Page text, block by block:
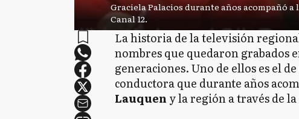
Graciela Palacios durante años acompañó
Canal 12.
La historia de la televisión
nombres que quedaron grabados
generaciones. Uno de ellos es el de
conductora que durante años
Lauquen y la región a través de la